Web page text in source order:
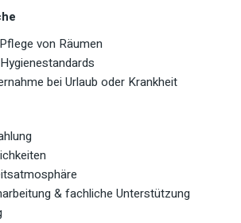
von Räumen
bei Urlaub oder Krankheit
& fachliche Unterstützung